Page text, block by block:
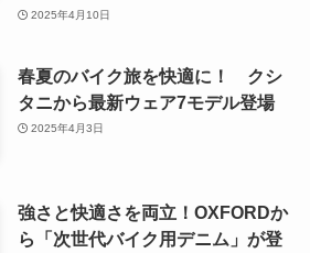
2025年4月10日
春夏のバイク旅を快適に！ クシ
タニから最新ウェア7モデル登場
2025年4月3日
強さと快適さを両立！OXFORDか
ら「次世代バイク用デニム」が登